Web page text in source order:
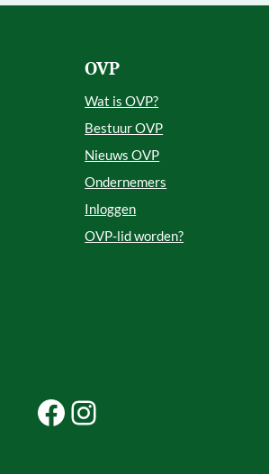
OVP
Wat is OVP?
Bestuur OVP
Nieuws OVP
Ondernemers
Inloggen
OVP-lid worden?
Facebook Beleef Princenhage
Instagram Beleef Princenhage